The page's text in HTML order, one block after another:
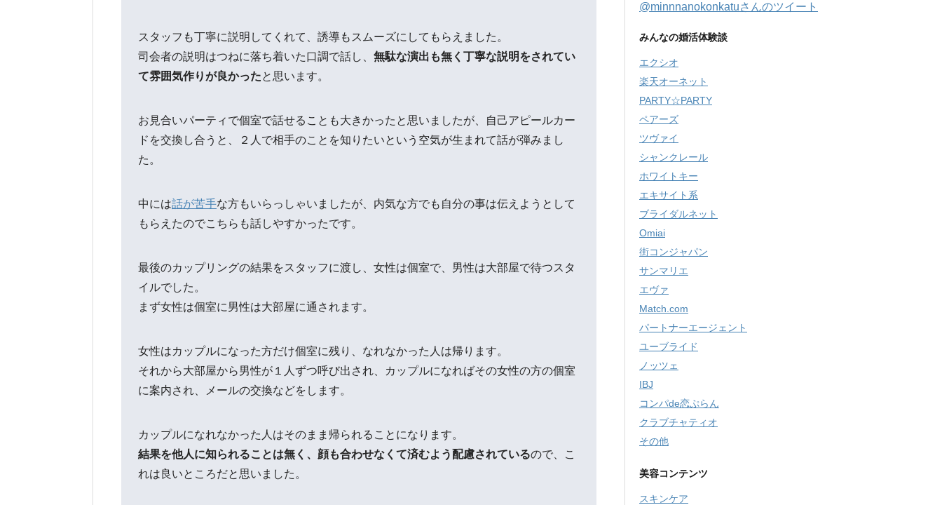
スタッフも丁寧に説明してくれて、誘導もスムーズにしてもらえました。
司会者の説明はつねに落ち着いた口調で話し、 無駄な演出も無く丁寧な説明をされてい
て雰囲気作りが良かったと思います。
お見合いパーティで個室で話せることも大きかったと思いましたが、自己アピールカー
ドを交換し合うと、２人で相手のことを知りたいという空気が生まれて話が弾みまし
た。
中には話が苦手な方もいらっしゃいましたが、内気な方でも自分の事は伝えようとして
もらえたのでこちらも話しやすかったです。
最後のカップリングの結果をスタッフに渡し、女性は個室で、男性は大部屋で待つスタ
イルでした。
まず女性は個室に男性は大部屋に通されます。
女性はカップルになった方だけ個室に残り、なれなかった人は帰ります。
それから大部屋から男性が１人ずつ呼び出され、カップルになればその女性の方の個室
に案内され、メールの交換などをします。
カップルになれなかった人はそのまま帰られることになります。
結果を他人に知られることは無く、顔も合わせなくて済むよう配慮されているので、こ
れは良いところだと思いました。
@minnnanokonkatuさんのツイート
みんなの婚活体験談
エクシオ
楽天オーネット
PARTY☆PARTY
ペアーズ
ツヴァイ
シャンクレール
ホワイトキー
エキサイト系
ブライダルネット
Omiai
街コンジャパン
サンマリエ
エヴァ
Match.com
パートナーエージェント
ユーブライド
ノッツェ
IBJ
コンパde恋ぷらん
クラブチャティオ
その他
美容コンテンツ
スキンケア